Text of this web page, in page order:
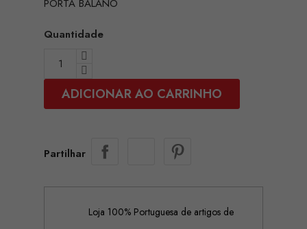
PORTA BALANO
Quantidade
ADICIONAR AO CARRINHO
Partilhar
Loja 100% Portuguesa de artigos de